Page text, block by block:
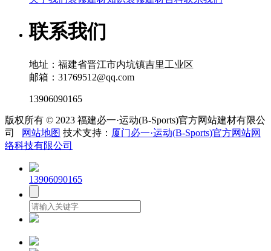
联系我们
地址：福建省晋江市内坑镇吉里工业区
邮箱：31769512@qq.com
13906090165
版权所有 © 2023 福建必一·运动(B-Sports)官方网站建材有限公
司
网站地图 技术支持： 厦门必一·运动(B-Sports)官方网站网
络科技有限公司
13906090165